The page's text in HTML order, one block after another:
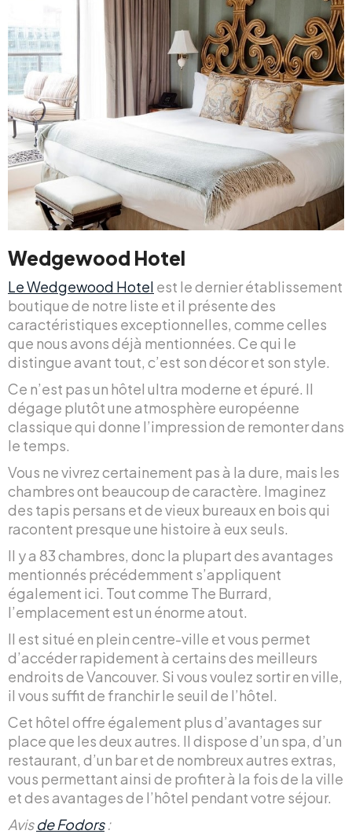
Wedgewood Hotel
Le Wedgewood Hotel est le dernier établissement
boutique de notre liste et il présente des
caractéristiques exceptionnelles, comme celles
que nous avons déjà mentionnées. Ce qui le
distingue avant tout, c’est son décor et son style.
Ce n’est pas un hôtel ultra moderne et épuré. Il
dégage plutôt une atmosphère européenne
classique qui donne l’impression de remonter dans
le temps.
Vous ne vivrez certainement pas à la dure, mais les
chambres ont beaucoup de caractère. Imaginez
des tapis persans et de vieux bureaux en bois qui
racontent presque une histoire à eux seuls.
Il y a 83 chambres, donc la plupart des avantages
mentionnés précédemment s’appliquent
également ici. Tout comme The Burrard,
l’emplacement est un énorme atout.
Il est situé en plein centre-ville et vous permet
d’accéder rapidement à certains des meilleurs
endroits de Vancouver. Si vous voulez sortir en ville,
il vous suffit de franchir le seuil de l’hôtel.
Cet hôtel offre également plus d’avantages sur
place que les deux autres. Il dispose d’un spa, d’un
restaurant, d’un bar et de nombreux autres extras,
vous permettant ainsi de profiter à la fois de la ville
et des avantages de l’hôtel pendant votre séjour.
Avisde Fodors: